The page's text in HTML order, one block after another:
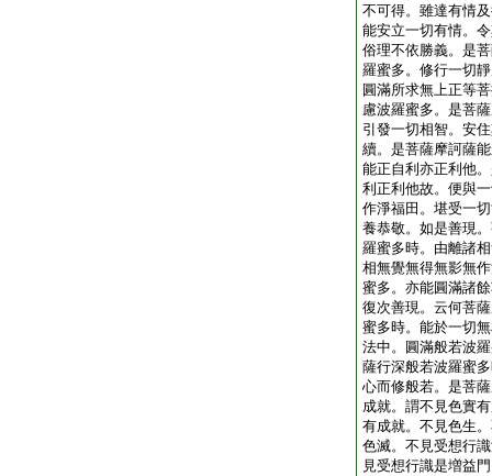
不可得。雖達有情
能安立一切有情。
俗理不依勝義。是
羅蜜多。修行一切
圓滿所求無上正等
慮波羅蜜多。是菩
引發一切相智。安
續。是菩薩摩訶薩
能正自利亦正利他
利正利他故。便與
作淨福田。堪受一
養恭敬。如是善現
羅蜜多時。由離諸
相無覺無得無影無
蜜多。亦能圓滿諸
復次善現。云何菩
蜜多時。能於一切
法中。圓滿般若波
薩行深般若波羅蜜
心而修般若。是菩
成就。謂不見色實
有成就。不見色生
色滅。不見受想行
見受想行識是増益